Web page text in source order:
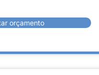
orçamento